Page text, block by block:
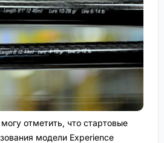
отметить, что стартовые
модели Experience